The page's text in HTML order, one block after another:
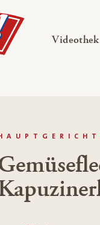
Videothek